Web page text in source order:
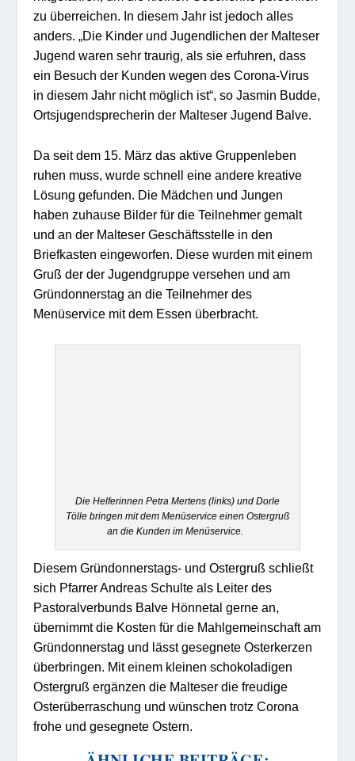
zu überreichen. In diesem Jahr ist jedoch alles
anders. „Die Kinder und Jugendlichen der Malteser
Jugend waren sehr traurig, als sie erfuhren, dass
ein Besuch der Kunden wegen des Corona-Virus
in diesem Jahr nicht möglich ist“, so Jasmin Budde,
Ortsjugendsprecherin der Malteser Jugend Balve.
Da seit dem 15. März das aktive Gruppenleben
ruhen muss, wurde schnell eine andere kreative
Lösung gefunden. Die Mädchen und Jungen
haben zuhause Bilder für die Teilnehmer gemalt
und an der Malteser Geschäftsstelle in den
Briefkasten eingeworfen. Diese wurden mit einem
Gruß der der Jugendgruppe versehen und am
Gründonnerstag an die Teilnehmer des
Menüservice mit dem Essen überbracht.
Die Helferinnen Petra Mertens (links) und Dorle
Tölle bringen mit dem Menüservice einen Ostergruß
an die Kunden im Menüservice.
Diesem Gründonnerstags- und Ostergruß schließt
sich Pfarrer Andreas Schulte als Leiter des
Pastoralverbunds Balve Hönnetal gerne an,
übernimmt die Kosten für die Mahlgemeinschaft am
Gründonnerstag und lässt gesegnete Osterkerzen
überbringen. Mit einem kleinen schokoladigen
Ostergruß ergänzen die Malteser die freudige
Osterüberraschung und wünschen trotz Corona
frohe und gesegnete Ostern.